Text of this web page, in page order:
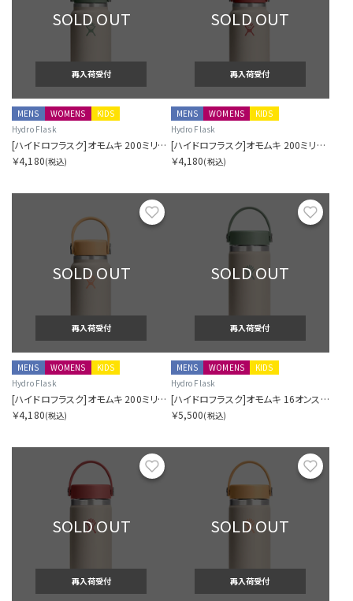
SOLD OUT
再入荷受付
MENS WOMENS
KIDS
Hydro Flask
[ハイドロフラスク]オモムキ 200ミリリットル マイクロ ハイドロ マッチャ
￥4,180(税込)
SOLD OUT
再入荷受付
MENS WOMENS
KIDS
Hydro Flask
[ハイドロフラスク]オモムキ 200ミリリットル マイクロ ハイドロ アカネ
￥4,180(税込)
お気に入り
SOLD OUT
再入荷受付
MENS WOMENS
KIDS
Hydro Flask
[ハイドロフラスク]オモムキ 200ミリリットル マイクロ ハイドロ カラシ
￥4,180(税込)
SOLD OUT
再入荷受付
MENS WOMENS
KIDS
Hydro Flask
[ハイドロフラスク]オモムキ 16オンス ワイド マウス マッチャ
￥5,500(税込)
お気に入り
SOLD OUT
再入荷受付
SOLD OUT
再入荷受付